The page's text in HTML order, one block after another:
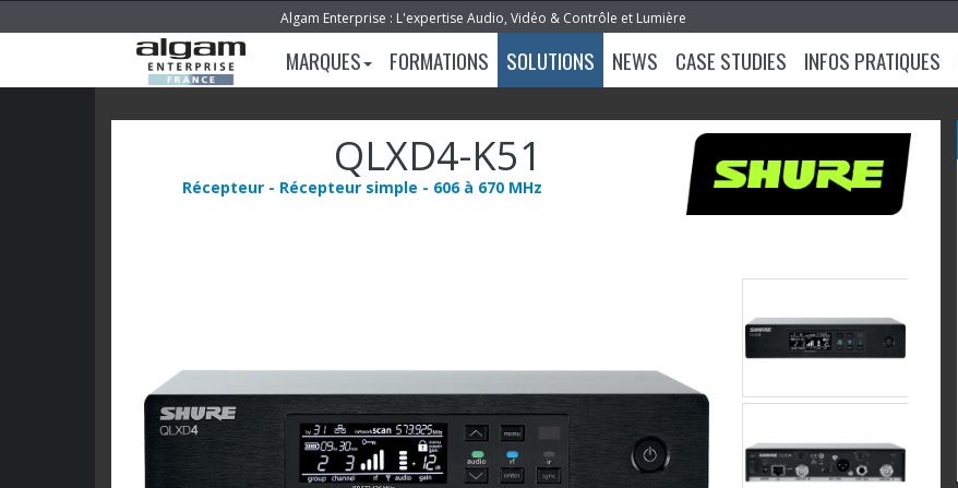
Algam Enterprise : L'expertise Audio, Vidéo & Contrôle et Lumière
MARQUES FORMATIONS SOLUTIONS NEWS CASE STUDIES INFOS PRATIQUES
QLXD4-K51
Récepteur - Récepteur simple - 606 à 670 MHz